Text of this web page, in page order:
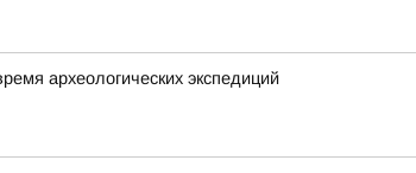
археологических экспедиций